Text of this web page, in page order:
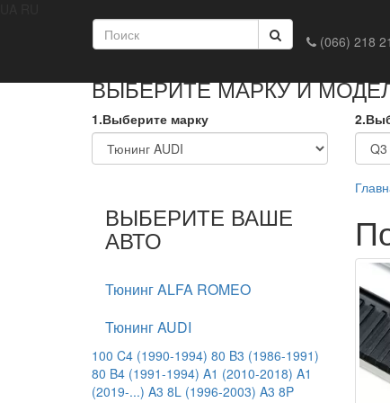
(066) 218
Доставка и оплата Обмен и возврат
ВЫБЕРИТЕ МАРКУ И
1.Выберите марку
ВЫБЕРИТЕ ВАШЕ
АВТО
Тюнинг ALFA ROMEO
Тюнинг AUDI
100 C4 (1990-1994) 80 B3 (1986-1991)
80 B4 (1991-1994) A1 (2010-2018) A1
(2019-...) A3 8L (1996-2003) A3 8P